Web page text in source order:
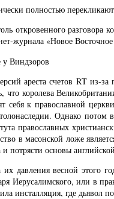
полностью
откровенного разговора
журнала «Новое
у Виндзоров
ареста счетов RT из-
что королева
себя к православной
Однако
православных
в масонской ложе
и потрясти основы
давления весной этого
Иерусалимского, или в
инсталляция, где дьявол